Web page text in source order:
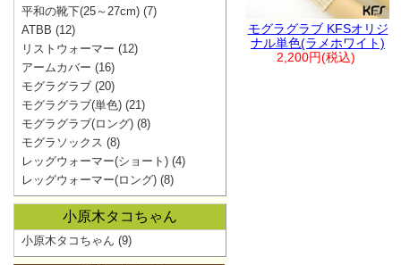
モグラグラブ KFSオリジ
ナル単色(ラメホワイト)
2,200円(税込)
平和の靴下(25～27cm) (7)
ATBB (12)
リストウォーマー (12)
アームカバー (16)
モグラグラブ (20)
モグラグラブ(単色) (21)
モグラグラブ(ロング) (8)
モグラソックス (8)
レッグウォーマー(ショート) (4)
レッグウォーマー(ロング) (8)
小原木タコちゃん
小原木タコちゃん (9)